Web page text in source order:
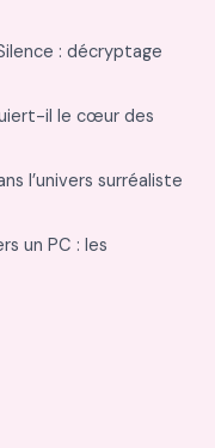
: décryptage
il le cœur des
l’univers surréaliste
un PC : les